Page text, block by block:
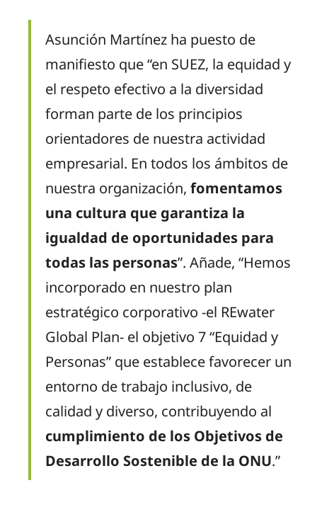
Asunción Martínez ha puesto de
manifiesto que “en SUEZ, la equidad y
el respeto efectivo a la diversidad
forman parte de los principios
orientadores de nuestra actividad
empresarial. En todos los ámbitos de
nuestra organización, fomentamos
una cultura que garantiza la
igualdad de oportunidades para
todas las personas”. Añade, “Hemos
incorporado en nuestro plan
estratégico corporativo -el REwater
Global Plan- el objetivo 7 “Equidad y
Personas” que establece favorecer un
entorno de trabajo inclusivo, de
calidad y diverso, contribuyendo al
cumplimiento de los Objetivos de
Desarrollo Sostenible de la ONU.”